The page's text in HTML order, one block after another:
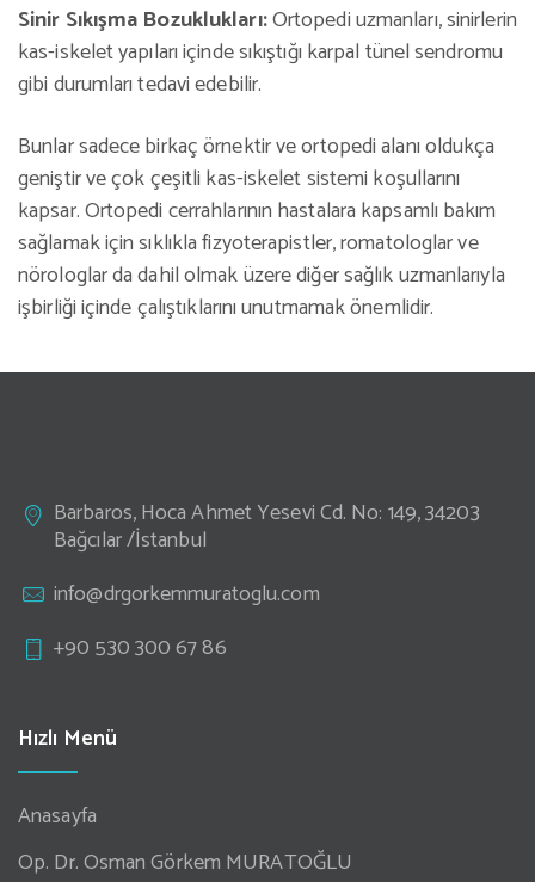
Sinir Sıkışma Bozuklukları:Ortopedi uzmanları, sinirlerin
kas-iskelet yapıları içinde sıkıştığı karpal tünel sendromu
gibi durumları tedavi edebilir.
Bunlar sadece birkaç örnektir ve ortopedi alanı oldukça
geniştir ve çok çeşitli kas-iskelet sistemi koşullarını
kapsar. Ortopedi cerrahlarının hastalara kapsamlı bakım
sağlamak için sıklıkla fizyoterapistler, romatologlar ve
nörologlar da dahil olmak üzere diğer sağlık uzmanlarıyla
işbirliği içinde çalıştıklarını unutmamak önemlidir.
Barbaros, Hoca Ahmet Yesevi Cd. No: 149, 34203
Bağcılar /İstanbul
info@drgorkemmuratoglu.com
+90 530 300 67 86
Hızlı Menü
Anasayfa
Op. Dr. Osman Görkem MURATOĞLU